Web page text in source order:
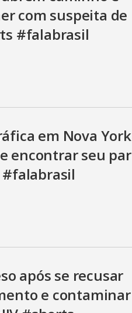
com suspeita de
#falabrasil
em Nova York
encontrar seu par
após se recusar
e contaminar